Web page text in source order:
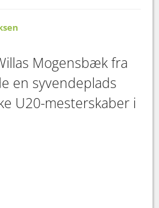
Mogensbæk fra
en syvendeplads
U20-mesterskaber i